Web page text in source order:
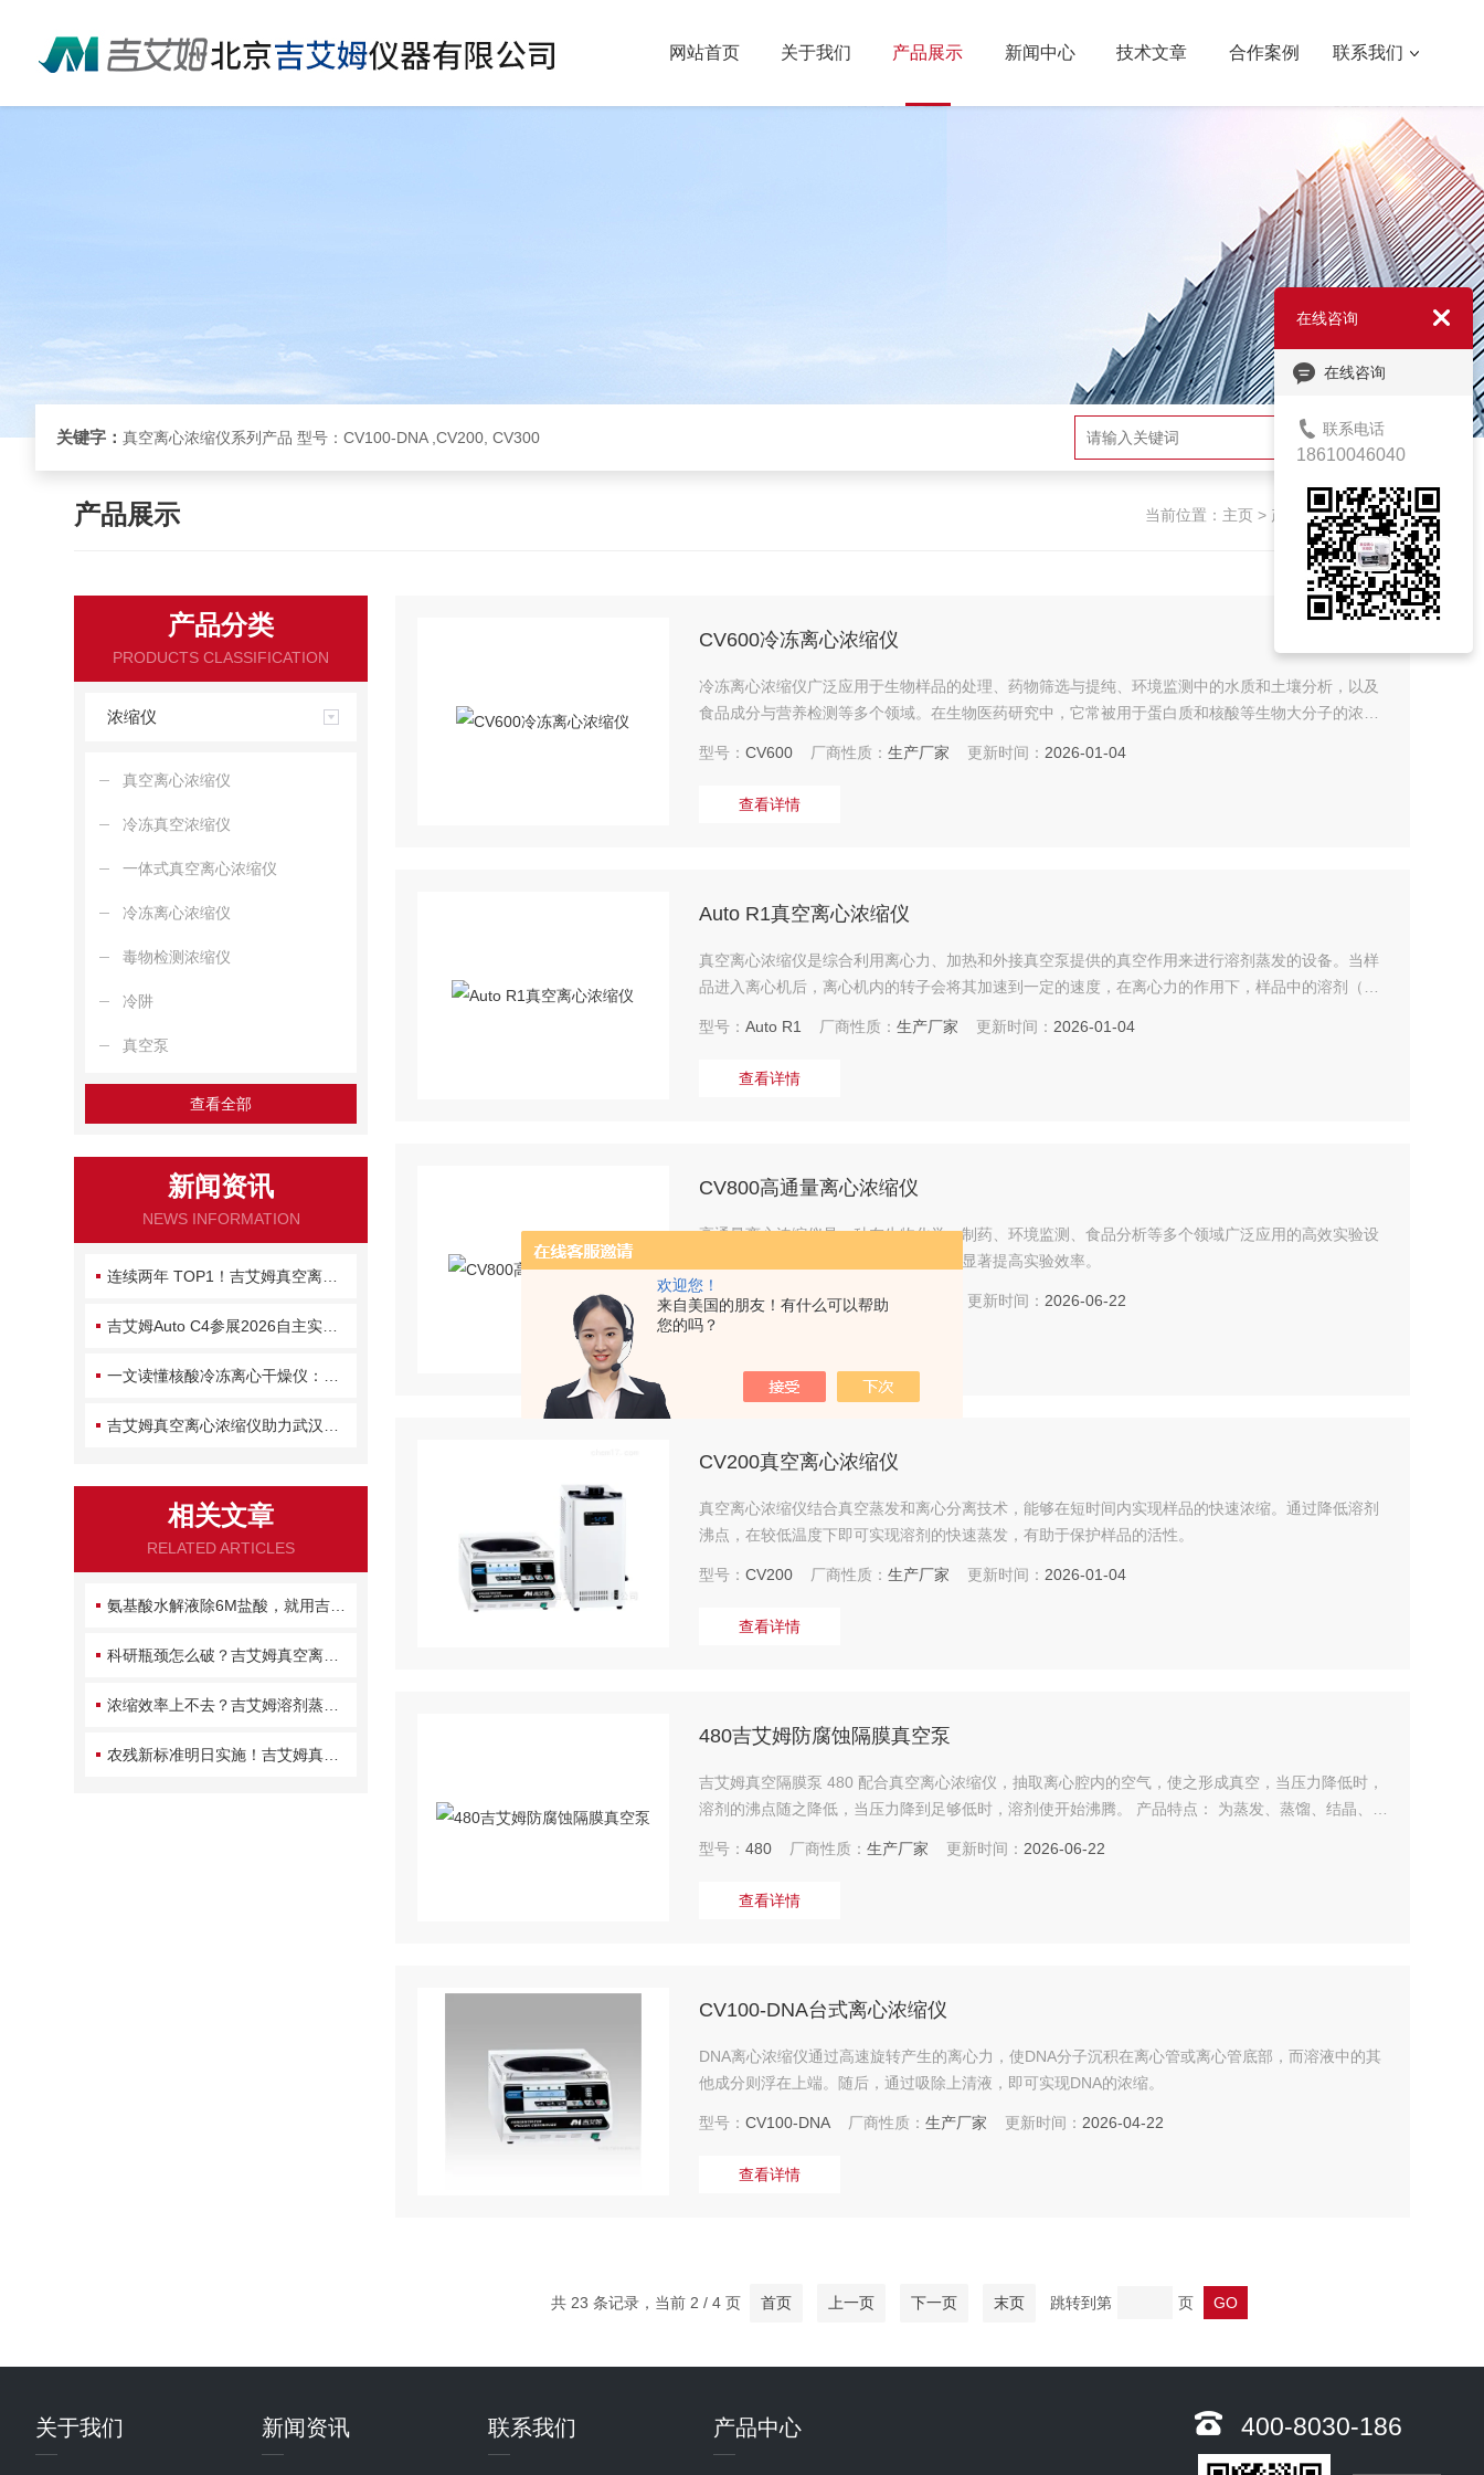
欢迎您！
来自美国的朋友！有什么可以帮助
您的吗？
网站首页 关于我们 产品展示 新闻中心 技术文章 合作案例 联系我们
关键字：真空离心浓缩仪系列产品 型号：CV100-DNA ,CV200, CV300 搜索
产品展示 当前位置： 主页> 产品展示>浓缩仪>
产品分类
PRODUCTS CLASSIFICATION
浓缩仪
真空离心浓缩仪
冷冻真空浓缩仪
一体式真空离心浓缩仪
冷冻离心浓缩仪
毒物检测浓缩仪
冷阱
真空泵
查看全部
新闻资讯
NEWS INFORMATION
相关文章
RELATED ARTICLES
CV600冷冻离心浓缩仪
冷冻离心浓缩仪广泛应用于生物样品的处理、药物筛选与提纯、环境监测中的水质和土壤分析，以及
食品成分与营养检测等多个领域。在生物医药研究中，它常被用于蛋白质和核酸等生物大分子的浓缩
型号： CV600厂商性质： 生产厂家 更新时间： 2026-01-04
查看详情
Auto R1真空离心浓缩仪
真空离心浓缩仪是综合利用离心力、加热和外接真空泵提供的真空作用来进行溶剂蒸发的设备。当样
品进入离心机后，离心机内的转子会将其加速到一定的速度，在离心力的作用下，样品中的溶剂（如
溶质得以浓缩。
型号： Auto R1 厂商性质： 生产厂家 更新时间： 2026-01-04
查看详情
CV800高通量离心浓缩仪
高通量离心浓缩仪是一种在生物化学、制药、环境监测、食品分析等多个领域广泛应用的高效实验设
备。它能够在短时间内处理大量样品，显著提高实验效率。
型号：CV800厂商性质：生产厂家 更新时间： 2026-06-22
CV200真空离心浓缩仪
真空离心浓缩仪结合真空蒸发和离心分离技术，能够在短时间内实现样品的快速浓缩。通过降低溶剂
沸点，在较低温度下即可实现溶剂的快速蒸发，有助于保护样品的活性。
型号： CV200厂商性质： 生产厂家 更新时间： 2026-01-04
查看详情
480吉艾姆防腐蚀隔膜真空泵
吉艾姆真空隔膜泵 480 配合真空离心浓缩仪，抽取离心腔内的空气，使之形成真空，当压力降低时，
溶剂的沸点随之降低，当压力降到足够低时，溶剂使开始沸腾。 产品特点： 为蒸发、蒸馏、结晶、干
型号： 480厂商性质： 生产厂家 更新时间： 2026-06-22
查看详情
CV100-DNA台式离心浓缩仪
DNA离心浓缩仪通过高速旋转产生的离心力，使DNA分子沉积在离心管或离心管底部，而溶液中的其
他成分则浮在上端。随后，通过吸除上清液，即可实现DNA的浓缩。
型号： CV100-DNA厂商性质： 生产厂家 更新时间： 2026-04-22
查看详情
共 23 条记录，当前 2 / 4 页 首页 上一页 下一页 末页 跳转到第 页
关于我们 新闻资讯 联系我们 产品中心 400-8030-186
在线咨询
在线咨询
联系电话
18610046040